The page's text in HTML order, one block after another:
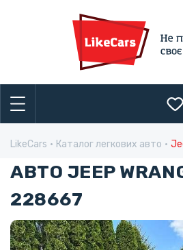
LikeCars Каталог легкових авто
АВТО JEEP
228667